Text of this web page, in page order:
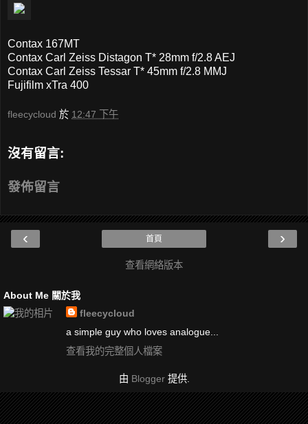
Contax 167MT
Contax Carl Zeiss Distagon T* 28mm f/2.8 AEJ
Contax Carl Zeiss Tessar T* 45mm f/2.8 MMJ
Fujifilm xTra 400
fleecycloud 於 12:47 下午
沒有留言:
發佈留言
‹ ›
首頁
查看網絡版本
About Me 關於我
fleecycloud
a simple guy who loves analogue...
查看我的完整個人檔案
由 Blogger提供.